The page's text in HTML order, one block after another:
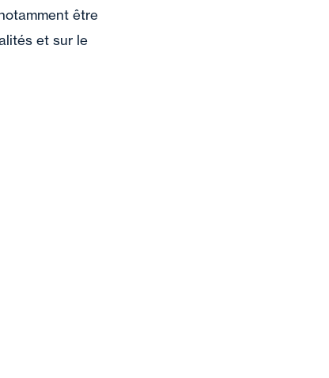
être
et sur le